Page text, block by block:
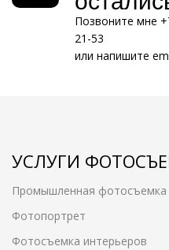
Позвоните мне
21-53
или напишите
УСЛУГИ
Промышленная фотосъемка
Фотопортрет
Фотосъемка интерьеров